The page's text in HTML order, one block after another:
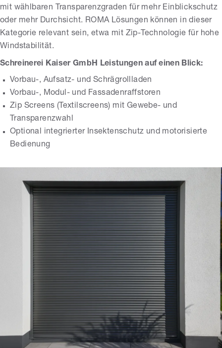
mit wählbaren Transparenzgraden für mehr Einblickschutz
oder mehr Durchsicht. ROMA Lösungen können in dieser
Kategorie relevant sein, etwa mit Zip-Technologie für hohe
Windstabilität.
Schreinerei Kaiser GmbH Leistungen auf einen Blick:
Vorbau-, Aufsatz- und Schrägrollladen
Vorbau-, Modul- und Fassadenraffstoren
Zip Screens (Textilscreens) mit Gewebe- und
Transparenzwahl
Optional integrierter Insektenschutz und motorisierte
Bedienung